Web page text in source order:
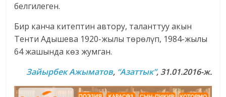
белгилеген.
Бир канча китептин автору, таланттуу акын
Тенти Адышева 1920-жылы төрөлүп, 1984-жылы
64 жашында көз жумган.
Зайырбек Ажыматов, “Азаттык”, 31.01.2016-ж.